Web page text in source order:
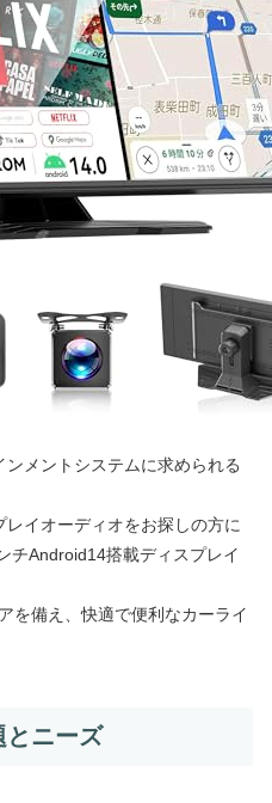
メントシステムに求められる
イオーディオをお探しの方に
チAndroid14搭載ディスプレイ
を備え、快適で便利なカーライ
とニーズ